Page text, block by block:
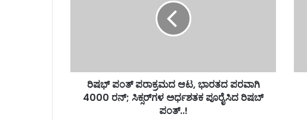
ರಿಷಭ್ ಪಂತ್ ಪರಾಕ್ರಮದ ಆಟ, ಭಾರತದ ಪರವಾಗಿ
4000 ರನ್; ಸಿಕ್ಸರ್​ಗಳ ಅರ್ಧಶತಕ ಪೂರೈಸಿದ ರಿಷಬ್
ಪಂತ್..!